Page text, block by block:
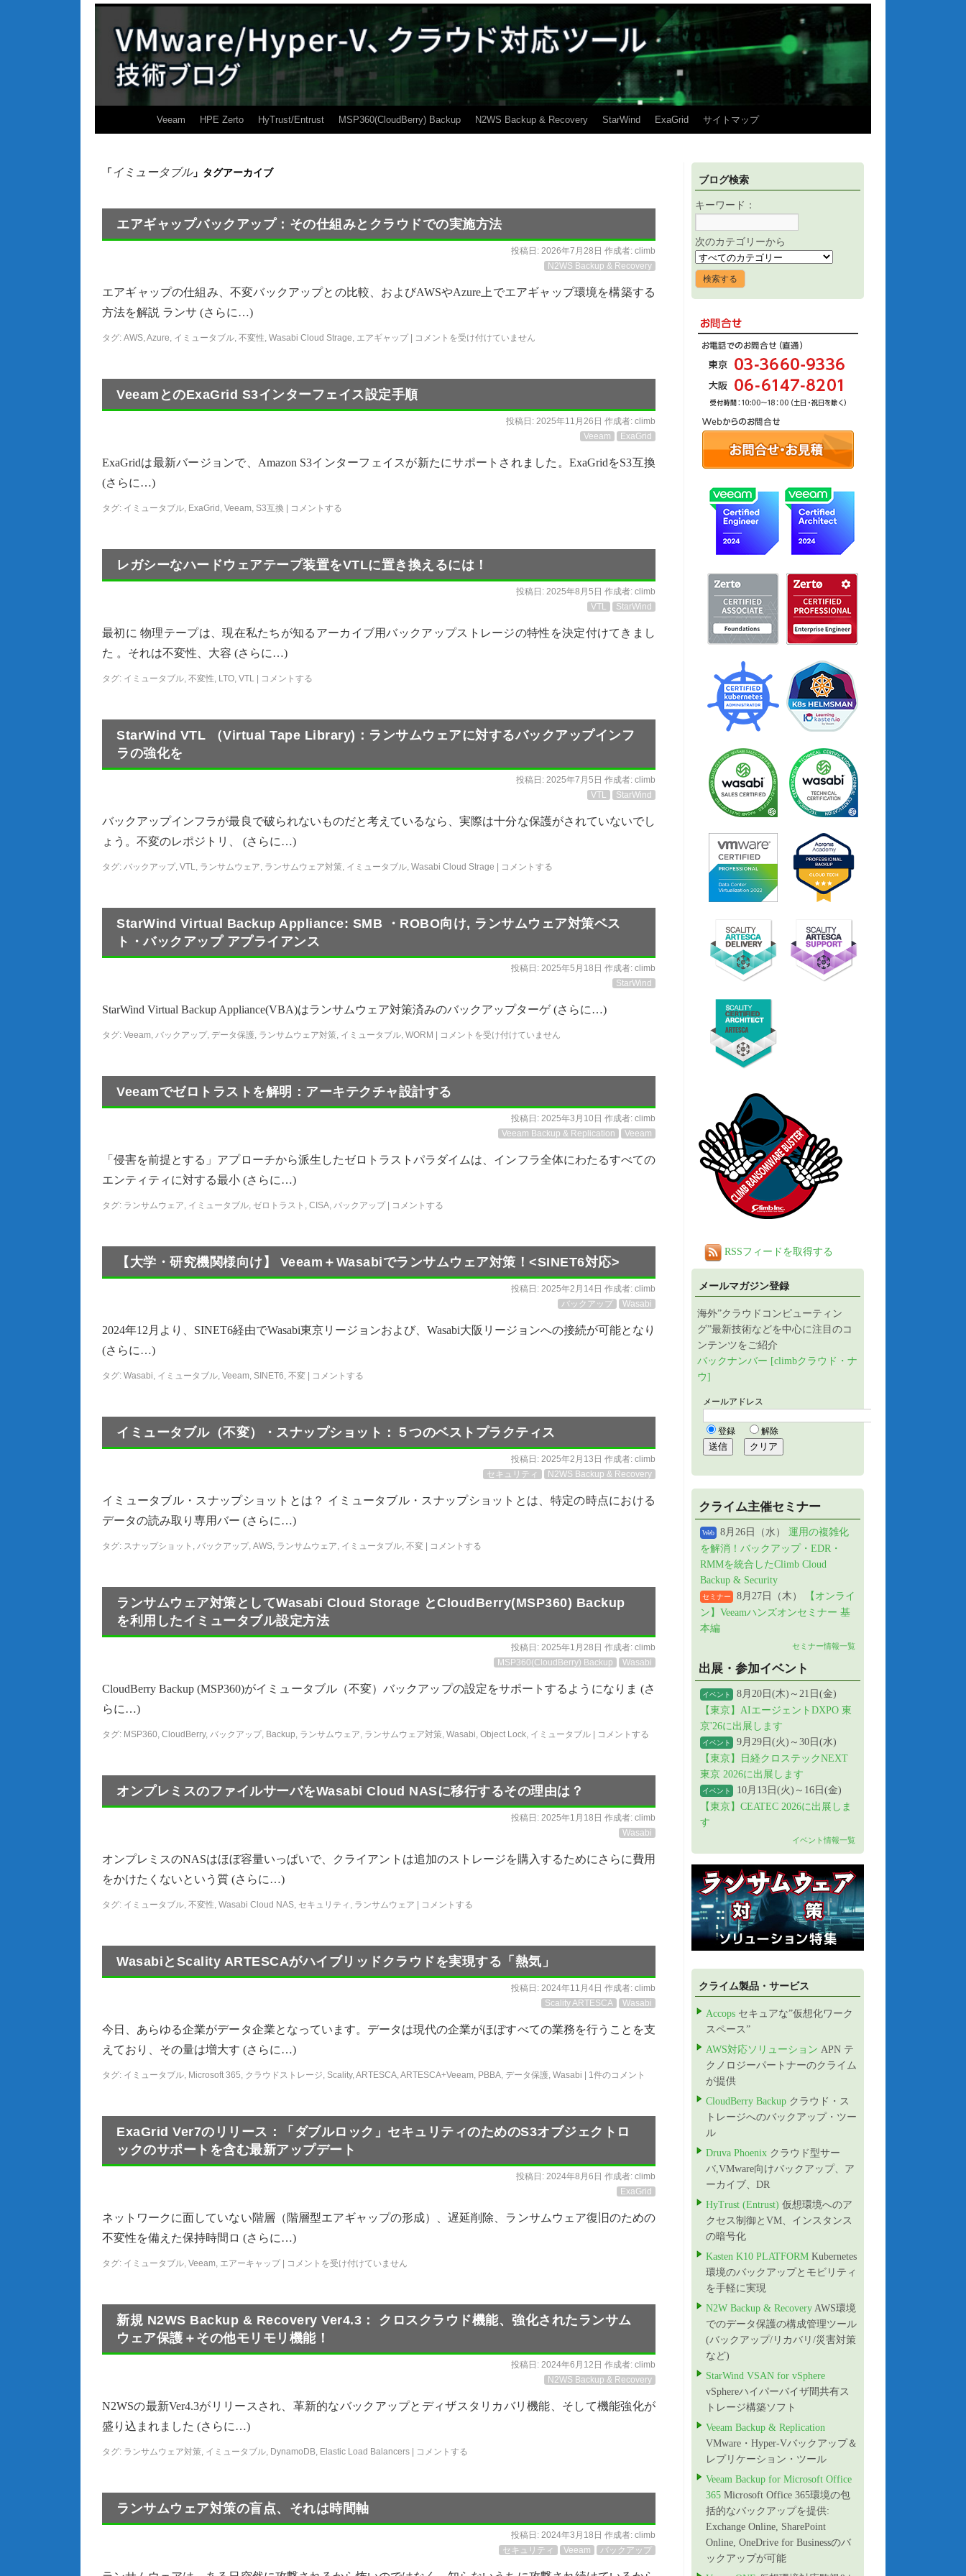
Veeam HPE Zerto HyTrust/Entrust MSP360(CloudBerry) Backup N2WS Backup & Recovery StarWind ExaGrid サイトマップ
「イミュータブル」タグアーカイブ
エアギャップバックアップ：その仕組みとクラウドでの実施方法
投稿日: 2026年7月28日 作成者: climb
N2WS Backup & Recovery
エアギャップの仕組み、不変バックアップとの比較、およびAWSやAzure上でエアギャップ環境を構築する
方法を解説 ランサ (さらに…)
タグ: AWS,Azure, イミュータブル, 不変性, Wasabi Cloud Strage, エアギャップ | コメントを受け付けていません
VeeamとのExaGrid S3インターフェイス設定手順
投稿日: 2025年11月26日 作成者: climb
Veeam
ExaGrid
ExaGridは最新バージョンで、Amazon S3インターフェイスが新たにサポートされました。ExaGridをS3互換
(さらに…)
タグ: イミュータブル, ExaGrid, Veeam, S3互換 | コメントする
レガシーなハードウェアテープ装置をVTLに置き換えるには！
投稿日: 2025年8月5日 作成者: climb
VTL
StarWind
最初に 物理テープは、現在私たちが知るアーカイブ用バックアップストレージの特性を決定付けてきまし
た 。それは不変性、大容 (さらに…)
タグ: イミュータブル, 不変性, LTO, VTL | コメントする
StarWind VTL （Virtual Tape Library)：ランサムウェアに対するバックアップインフ
ラの強化を
投稿日: 2025年7月5日 作成者: climb
VTL
StarWind
バックアップインフラが最良で破られないものだと考えているなら、実際は十分な保護がされていないでし
ょう。不変のレポジトリ、 (さらに…)
タグ: バックアップ, VTL, ランサムウェア, ランサムウェア対策, イミュータブル, Wasabi Cloud Strage | コメントする
StarWind Virtual Backup Appliance: SMB ・ROBO向け, ランサムウェア対策ベス
ト・バックアップ アプライアンス
投稿日: 2025年5月18日 作成者: climb
StarWind
StarWind Virtual Backup Appliance(VBA)はランサムウェア対策済みのバックアップターゲ (さらに…)
タグ: Veeam, バックアップ, データ保護, ランサムウェア対策, イミュータブル, WORM | コメントを受け付けていません
Veeamでゼロトラストを解明：アーキテクチャ設計する
投稿日: 2025年3月10日 作成者: climb
Veeam Backup & Replication
Veeam
「侵害を前提とする」アプローチから派生したゼロトラストパラダイムは、インフラ全体にわたるすべての
エンティティに対する最小 (さらに…)
タグ: ランサムウェア, イミュータブル, ゼロトラスト , CISA, バックアップ | コメントする
【大学・研究機関様向け】 Veeam＋Wasabiでランサムウェア対策！<SINET6対応>
投稿日: 2025年2月14日 作成者: climb
バックアップ
Wasabi
2024年12月より、SINET6経由でWasabi東京リージョンおよび、Wasabi大阪リージョンへの接続が可能となり
(さらに…)
タグ: Wasabi, イミュータブル, Veeam, SINET6, 不変 | コメントする
イミュータブル（不変）・スナップショット：５つのベストプラクティス
投稿日: 2025年2月13日 作成者: climb
セキュリティ
N2WS Backup & Recovery
イミュータブル・スナップショットとは？ イミュータブル・スナップショットとは、特定の時点における
データの読み取り専用バー (さらに…)
タグ: スナップショット , バックアップ, AWS, ランサムウェア, イミュータブル, 不変 | コメントする
ランサムウェア対策としてWasabi Cloud Storage とCloudBerry(MSP360) Backup
を利用したイミュータブル設定方法
投稿日: 2025年1月28日 作成者: climb
MSP360(CloudBerry) Backup
Wasabi
CloudBerry Backup (MSP360)がイミュータブル（不変）バックアップの設定をサポートするようになりま (さ
らに…)
タグ: MSP360, CloudBerry, バックアップ, Backup, ランサムウェア, ランサムウェア対策, Wasabi, Object Lock, イミュータブル | コメントする
オンプレミスのファイルサーバをWasabi Cloud NASに移行するその理由は？
投稿日: 2025年1月18日 作成者: climb
Wasabi
オンプレミスのNASはほぼ容量いっぱいで、クライアントは追加のストレージを購入するためにさらに費用
をかけたくないという質 (さらに…)
タグ: イミュータブル, 不変性, Wasabi Cloud NAS, セキュリティ , ランサムウェア | コメントする
WasabiとScality ARTESCAがハイブリッドクラウドを実現する「熱気」
投稿日: 2024年11月4日 作成者: climb
Scality ARTESCA
Wasabi
今日、あらゆる企業がデータ企業となっています。データは現代の企業がほぼすべての業務を行うことを支
えており、その量は増大す (さらに…)
タグ: イミュータブル, Microsoft 365, クラウドストレージ, Scality,ARTESCA,ARTESCA+Veeam, PBBA, データ保護, Wasabi | 1件のコメント
ExaGrid Ver7のリリース：「ダブルロック」セキュリティのためのS3オブジェクトロ
ックのサポートを含む最新アップデート
投稿日: 2024年8月6日 作成者: climb
ExaGrid
ネットワークに面していない階層（階層型エアギャップの形成）、遅延削除、ランサムウェア復旧のための
不変性を備えた保持時間ロ (さらに…)
タグ: イミュータブル, Veeam, エアーキャップ | コメントを受け付けていません
新規 N2WS Backup & Recovery Ver4.3： クロスクラウド機能、強化されたランサム
ウェア保護＋その他モリモリ機能！
投稿日: 2024年6月12日 作成者: climb
N2WS Backup & Recovery
N2WSの最新Ver4.3がリリースされ、革新的なバックアップとディザスタリカバリ機能、そして機能強化が
盛り込まれました (さらに…)
タグ: ランサムウェア対策, イミュータブル, DynamoDB, Elastic Load Balancers | コメントする
ランサムウェア対策の盲点、それは時間軸
投稿日: 2024年3月18日 作成者: climb
セキュリティ
Veeam バックアップ
ブログ検索
キーワード：
次のカテゴリーから
RSSフィードを取得する
メールマガジン登録
海外”クラウドコンピューティン
グ”最新技術などを中心に注目のコ
ンテンツをご紹介
バックナンバー [climbクラウド・ナ
ウ]
クライム主催セミナー
Web 8月26日（水） 運用の複雑化
を解消！バックアップ・EDR・
RMMを統合したClimb Cloud
Backup & Security
セミナー 8月27日（木）
【オンライ
ン】Veeamハンズオンセミナー 基
本編
セミナー情報一覧
出展・参加イベント
イベント
8月20日(木)～21日(金)
【東京】AIエージェントDXPO 東
京'26に出展します
イベント
9月29日(火)～30日(水)
【東京】日経クロステックNEXT
東京 2026に出展します
イベント
10月13日(火)～16日(金)
【東京】CEATEC 2026に出展しま
す
イベント情報一覧
クライム製品・サービス
Accops セキュアな”仮想化ワーク
スペース”
AWS対応ソリューション APN テ
クノロジーパートナーのクライム
が提供
CloudBerry Backup クラウド・ス
トレージへのバックアップ・ツー
ル
Druva Phoenix クラウド型サー
バ,VMware向けバックアップ、ア
ーカイブ、DR
HyTrust (Entrust) 仮想環境へのア
クセス制御とVM、インスタンス
の暗号化
Kasten K10 PLATFORM Kubernetes
環境のバックアップとモビリティ
を手軽に実現
N2W Backup & Recovery AWS環境
でのデータ保護の構成管理ツール
(バックアップ/リカバリ/災害対策
など)
StarWind VSAN for vSphere
vSphereハイパーバイザ間共有ス
トレージ構築ソフト
Veeam Backup & Replication
VMware・Hyper-Vバックアップ＆
レプリケーション・ツール
Veeam Backup for Microsoft Office
365 Microsoft Office 365環境の包
括的なバックアップを提供:
Exchange Online, SharePoint
Online, OneDrive for Businessのバ
ックアップが可能